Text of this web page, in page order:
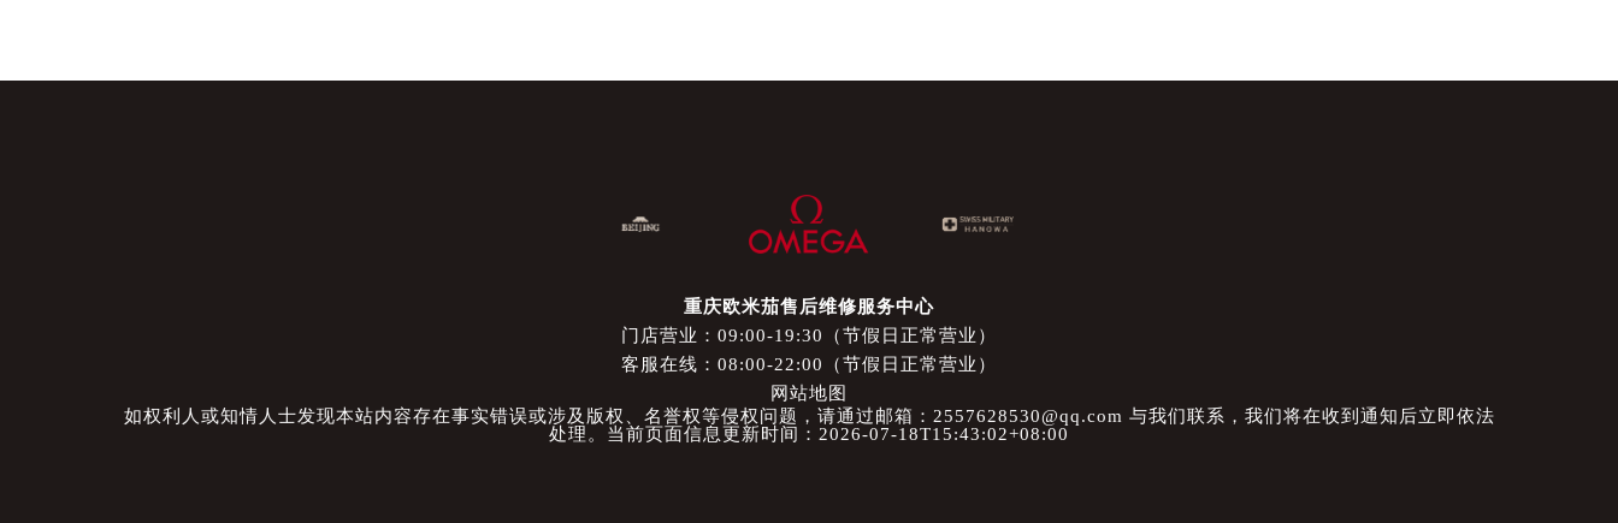
重庆欧米茄售后维修服务中心
门店营业：09:00-19:30（节假日正常营业）
客服在线：08:00-22:00（节假日正常营业）
网站地图
如权利人或知情人士发现本站内容存在事实错误或涉及版权、名誉权等侵权问题，请通过邮箱：2557628530@qq.com 与我们联系，我们将在收到通知后立即依法
处理。当前页面信息更新时间：2026-07-18T15:43:02+08:00